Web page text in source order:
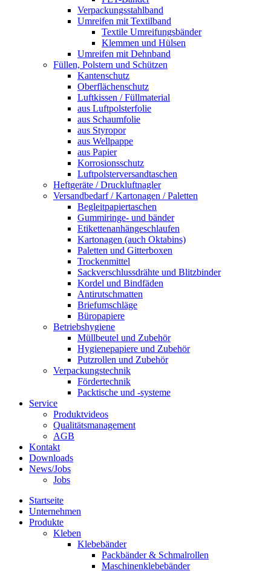
Verpackungsstahlband
Umreifen mit Textilband
Textile Umreifungsbänder
Klemmen und Hülsen
Umreifen mit Dehnband
Füllen, Polstern und Schützen
Kantenschutz
Oberflächenschutz
Luftkissen / Füllmaterial
aus Luftpolsterfolie
aus Schaumfolie
aus Styropor
aus Wellpappe
aus Papier
Korrosionsschutz
Luftpolsterversandtaschen
Heftgeräte / Druckluftnagler
Versandbedarf / Kartonagen / Paletten
Begleitpapiertaschen
Gummiringe- und bänder
Etikettenanhängeschlaufen
Kartonagen (auch Oktabins)
Paletten und Gitterboxen
Trockenmittel
Sackverschlussdrähte und Blitzbinder
Kordel und Bindfäden
Antirutschmatten
Briefumschläge
Büropapiere
Betriebshygiene
Müllbeutel und Zubehör
Hygienepapiere und Zubehör
Putzrollen und Zubehör
Verpackungstechnik
Fördertechnik
Packtische und -systeme
Service
Produktvideos
Qualitätsmanagement
AGB
Kontakt
Downloads
News/Jobs
Jobs
Startseite
Unternehmen
Produkte
Kleben
Klebebänder
Packbänder & Schmalrollen
Maschinenklebebänder